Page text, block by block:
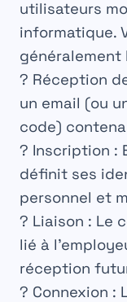
Sécurité
utilisateurs
informatique.
généralement
? Réception
un email (ou
code)
? Inscription :
définit ses
personnel et
? Liaison : Le
lié à
réception
? Connexion :